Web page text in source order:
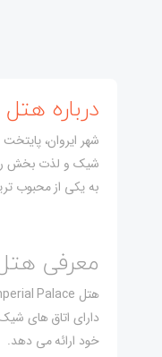
درباره هتل
شهر ایروان،
به یکی از محبوب
معرفی
دارای اتاق های
خود ارائه می دهد.